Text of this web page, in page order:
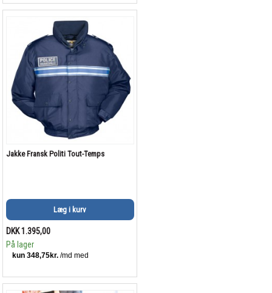
Jakke Fransk Politi Tout-Temps
Læg i kurv
DKK 1.395,00
På lager